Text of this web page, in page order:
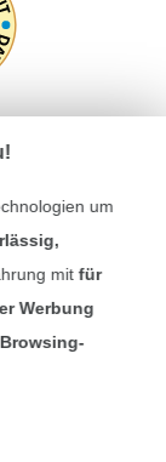
um
mitfür
Werbung